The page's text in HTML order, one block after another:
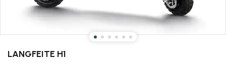
LANGFEITE H1